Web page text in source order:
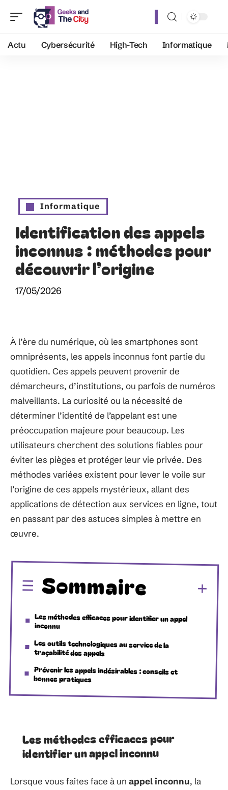
Actu Cybersécurité High-Tech Informatique
Informatique
Identification des appels
inconnus : méthodes pour
découvrir l’origine
17/05/2026
À l’ère du numérique, où les smartphones sont
omniprésents, les appels inconnus font partie du
quotidien. Ces appels peuvent provenir de
démarcheurs, d’institutions, ou parfois de numéros
malveillants. La curiosité ou la nécessité de
déterminer l’identité de l’appelant est une
préoccupation majeure pour beaucoup. Les
utilisateurs cherchent des solutions fiables pour
éviter les pièges et protéger leur vie privée. Des
méthodes variées existent pour lever le voile sur
l’origine de ces appels mystérieux, allant des
applications de détection aux services en ligne, tout
en passant par des astuces simples à mettre en
œuvre.
Sommaire
Les méthodes efficaces pour identifier un appel
inconnu
Les outils technologiques au service de la
traçabilité des appels
Prévenir les appels indésirables : conseils et
bonnes pratiques
Les méthodes efficaces pour
identifier un appel inconnu
Lorsque vous faites face à un appel inconnu, la